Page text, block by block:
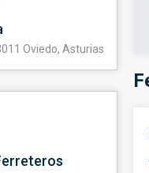
Oviedo, Asturias